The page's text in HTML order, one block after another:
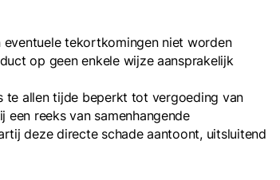
tekortkomingen niet worden
op geen enkele wijze aansprakelijk
te allen tijde beperkt tot vergoeding van
reeks van samenhangende
deze directe schade aantoont, uitsluitend